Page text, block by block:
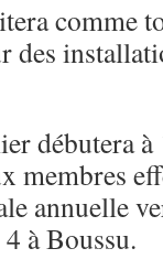
comme
des
débutera
membres
annuelle
à Boussu.